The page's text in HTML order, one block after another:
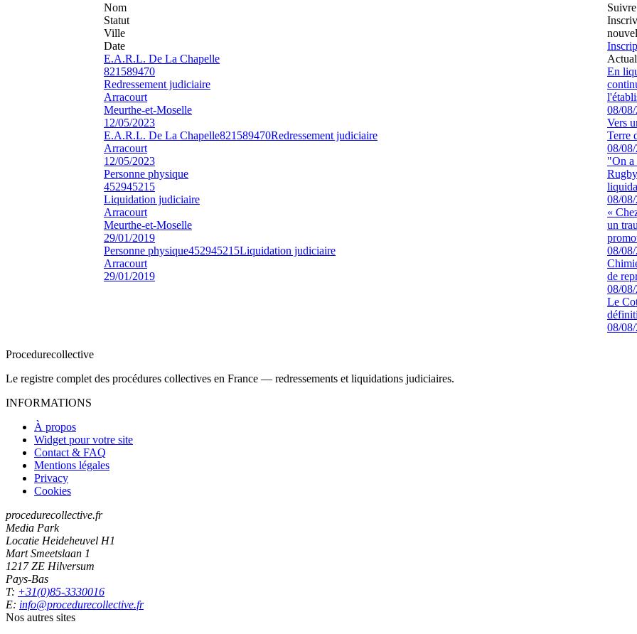
Nom
Statut
Ville
Date
E.A.R.L. De La Chapelle
821589470
Redressement judiciaire
Arracourt
Meurthe-et-Moselle
12/05/2023
E.A.R.L. De La Chapelle821589470Redressement judiciaire
Arracourt
12/05/2023
Personne physique
452945215
Liquidation judiciaire
Arracourt
Meurthe-et-Moselle
29/01/2019
Personne physique452945215Liquidation judiciaire
Arracourt
29/01/2019
En
08/
Vers
Terre
08/
"On a
08/
«
un
08/
de
08/
Le
08/
Procedurecollective
Le registre complet des procédures collectives en France — redressements et liquidations judiciaires.
INFORMATIONS
À propos
Widget pour votre site
Contact & FAQ
Mentions légales
Privacy
Cookies
procedurecollective.fr
Media Park
Locatie Heideheuvel H1
Mart Smeetslaan 1
1217 ZE Hilversum
Pays-Bas
T: +31(0)85-3330016
E: info@procedurecollective.fr
Nos autres sites